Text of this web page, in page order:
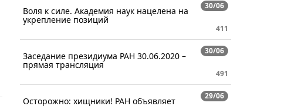
30/06
Воля к силе. Академия наук нацелена на
укрепление позиций
411
30/06
Заседание президиума РАН 30.06.2020 –
прямая трансляция
491
29/06
Осторожно: хищники! РАН объявляет